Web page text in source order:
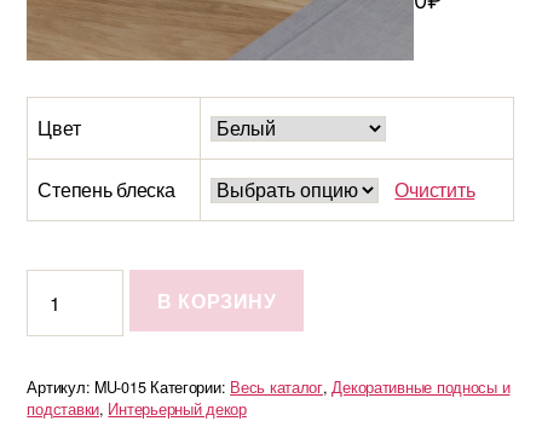
Цвет
Степень блеска Очистить
Подставка
Lora
В КОРЗИНУ
Артикул: MU-015 Категории: Весь каталог,Декоративные подносы и
подставки, Интерьерный декор